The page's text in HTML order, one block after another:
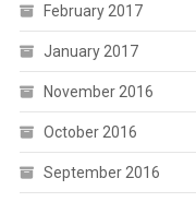
February 2017
January 2017
November 2016
October 2016
September 2016